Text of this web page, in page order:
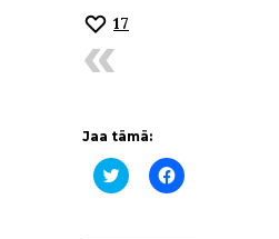
17
Jaa tämä:
Jaa
Twitterissä(Avautuu
Jaa